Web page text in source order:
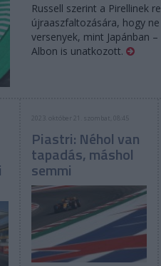
Russell szerint a Pirellinek
újraaszfaltozására, hogy
versenyek, mint Japánban
Albon is unatkozott.
2023. október 21. szombat, 08:45
Piastri: Néhol van
tapadás, máshol
semmi